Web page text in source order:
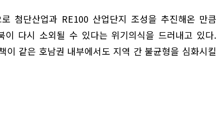
첨단산업과 RE100 산업단지 조성을 추진해온 만큼
이 다시 소외될 수 있다는 위기의식을 드러내고 있다.
이 같은 호남권 내부에서도 지역 간 불균형을 심화시킬